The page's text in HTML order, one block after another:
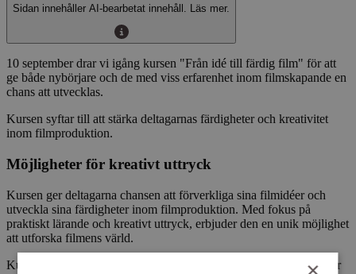
Sidan innehåller AI-bearbetat innehåll. Läs mer.
10 september drar vi igång kursen "Från idé till färdig film" för att
ge både nybörjare och de med viss erfarenhet inom filmskapande en
chans att utvecklas.
Kursen syftar till att stärka deltagarnas färdigheter och kreativitet
inom filmproduktion.
Möjligheter för kreativt uttryck
Kursen ger deltagarna chansen att förverkliga sina filmidéer och
utveckla sina färdigheter inom filmproduktion. Med fokus på
praktiskt lärande och kreativt uttryck, erbjuder den en unik möjlighet
att utforska filmens värld.
Kursen är utformad för att göra kultur och utbildning tillgänglig för